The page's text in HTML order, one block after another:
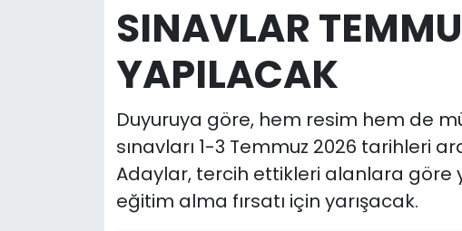
SINAVLAR
YAPILACAK
Duyuruya göre, hem resim hem de
sınavları 1-3 Temmuz 2026 tarihleri
Adaylar, tercih ettikleri alanlara göre
eğitim alma fırsatı için yarışacak.